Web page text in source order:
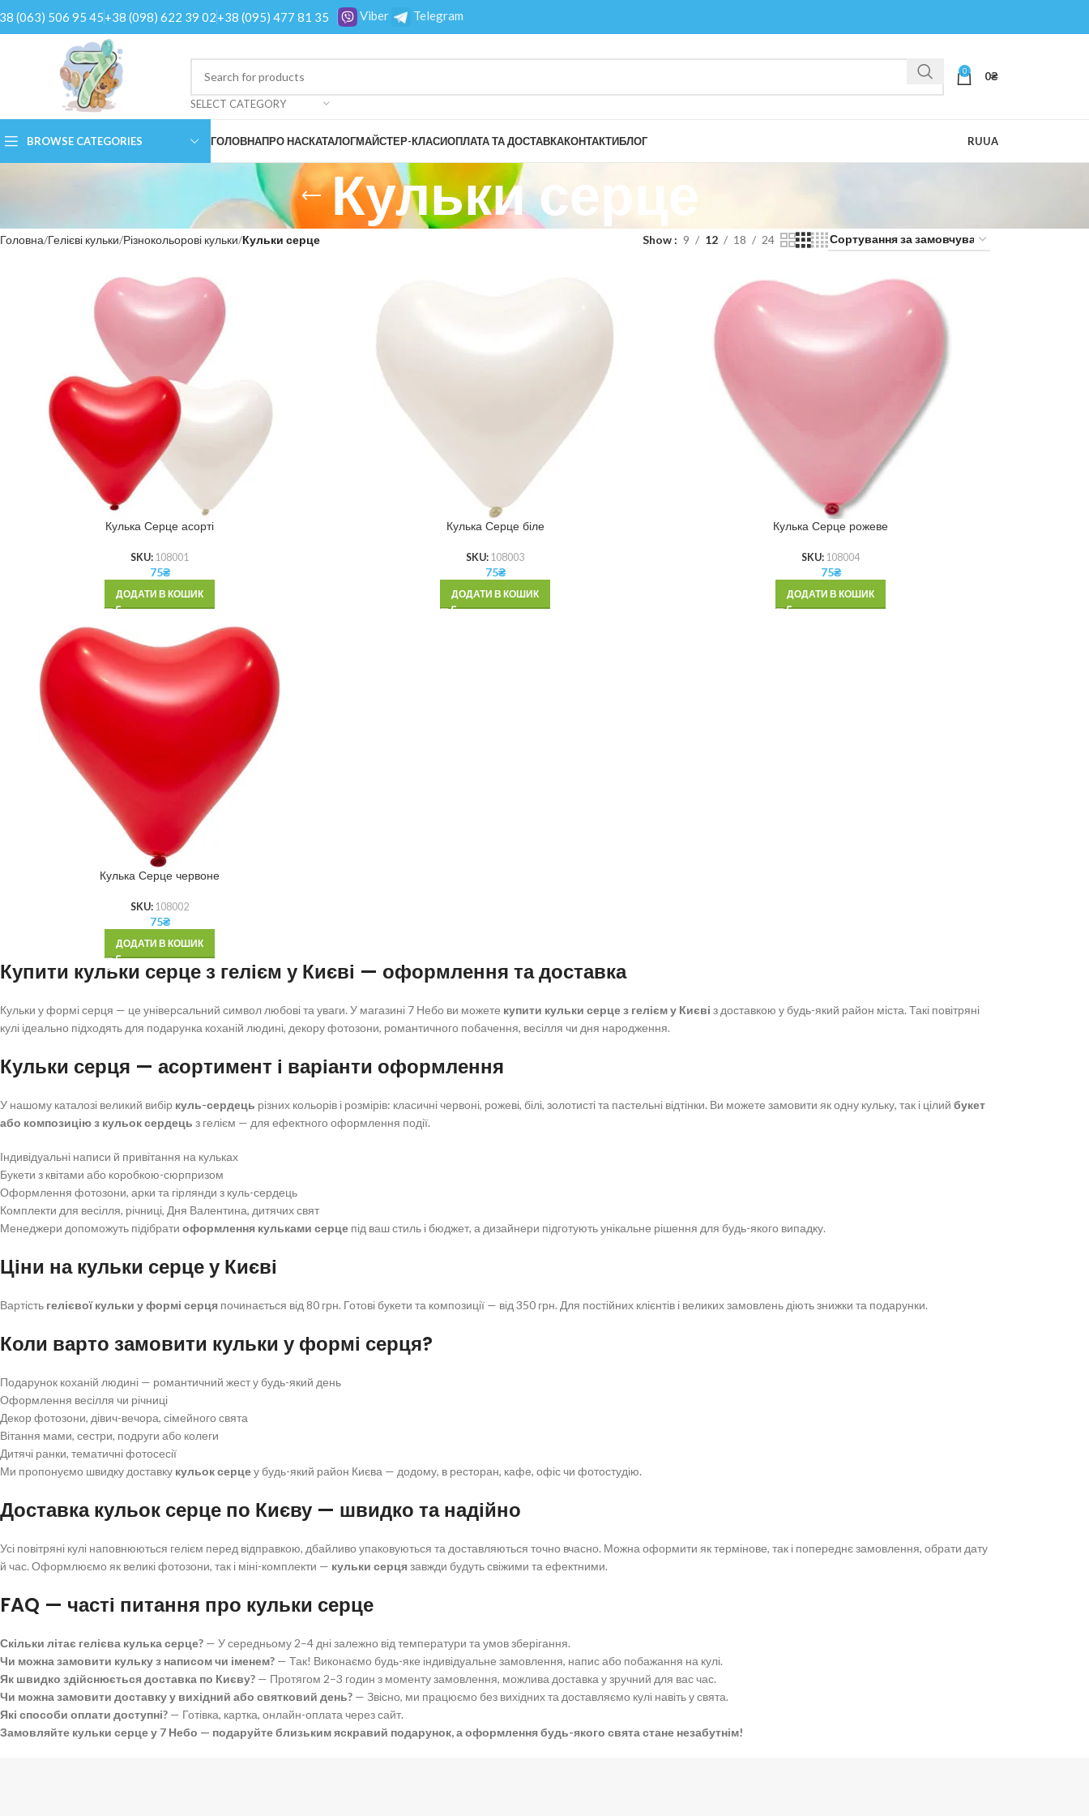
(063) 506 95 45+38 (098) 622 39 02+38 (095) 477 81 35 Viber Telegram
SELECT CATEGORY
0 0₴
BROWSE CATEGORIES ГОЛОВНАПРО НАСКАТАЛОГМАЙСТЕР-КЛАСИОПЛАТА ТА ДОСТАВКАКОНТАКТИБЛОГ RUUA
Кульки серце
Головна Гелієві кульки Різнокольорові кульки Кульки серце Show 9 12 18 24
Кулька Серце асорті
SKU: 108001
75₴
ДОДАТИ В КОШИК
Кулька Серце біле
SKU: 108003
75₴
ДОДАТИ В КОШИК
Кулька Серце рожеве
SKU: 108004
75₴
ДОДАТИ В КОШИК
Кулька Серце червоне
SKU: 108002
75₴
ДОДАТИ В КОШИК
Купити кульки серце з гелієм у Києві — оформлення та доставка
Кульки у формі серця — це універсальний символ любові та уваги. У магазині 7 Небо ви можете купити кульки серце з гелієм у Києві з доставкою у будь-який район міста. Такі повітряні
кулі ідеально підходять для подарунка коханій людині, декору фотозони, романтичного побачення, весілля чи дня народження.
Кульки серця — асортимент і варіанти оформлення
У нашому каталозі великий вибір куль-сердець різних кольорів і розмірів: класичні червоні, рожеві, білі, золотисті та пастельні відтінки. Ви можете замовити як одну кульку, так і цілий букет
або композицію з кульок сердець з гелієм — для ефектного оформлення події.
Індивідуальні написи й привітання на кульках
Букети з квітами або коробкою-сюрпризом
Оформлення фотозони, арки та гірлянди з куль-сердець
Комплекти для весілля, річниці, Дня Валентина, дитячих свят
Менеджери допоможуть підібрати оформлення кульками серце під ваш стиль і бюджет, а дизайнери підготують унікальне рішення для будь-якого випадку.
Ціни на кульки серце у Києві
Вартість гелієвої кульки у формі серця починається від 80 грн. Готові букети та композиції — від 350 грн. Для постійних клієнтів і великих замовлень діють знижки та подарунки.
Коли варто замовити кульки у формі серця?
Подарунок коханій людині — романтичний жест у будь-який день
Оформлення весілля чи річниці
Декор фотозони, дівич-вечора, сімейного свята
Вітання мами, сестри, подруги або колеги
Дитячі ранки, тематичні фотосесії
Ми пропонуємо швидку доставку кульок серцеу будь-який район Києва — додому, в ресторан, кафе, офіс чи фотостудію.
Доставка кульок серце по Києву — швидко та надійно
Усі повітряні кулі наповнюються гелієм перед відправкою, дбайливо упаковуються та доставляються точно вчасно. Можна оформити як термінове, так і попереднє замовлення, обрати дату
й час. Оформлюємо як великі фотозони, так і міні-комплекти — кульки серцязавжди будуть свіжими та ефектними.
FAQ — часті питання про кульки серце
Скільки літає гелієва кулька серце? — У середньому 2–4 дні залежно від температури та умов зберігання.
Чи можна замовити кульку з написом чи іменем? — Так! Виконаємо будь-яке індивідуальне замовлення, напис або побажання на кулі.
Як швидко здійснюється доставка по Києву? — Протягом 2–3 годин з моменту замовлення, можлива доставка у зручний для вас час.
Чи можна замовити доставку у вихідний або святковий день? — Звісно, ми працюємо без вихідних та доставляємо кулі навіть у свята.
Які способи оплати доступні? — Готівка, картка, онлайн-оплата через сайт.
Замовляйте кульки серце у 7 Небо — подаруйте близьким яскравий подарунок, а оформлення будь-якого свята стане незабутнім!